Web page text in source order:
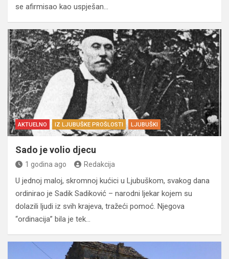
se afirmisao kao uspješan…
AKTUELNO IZ LJUBUŠKE PROŠLOSTI LJUBUŠKI
Sado je volio djecu
1 godina ago Redakcija
U jednoj maloj, skromnoj kućici u Ljubuškom, svakog dana
ordinirao je Sadik Sadiković – narodni ljekar kojem su
dolazili ljudi iz svih krajeva, tražeći pomoć. Njegova
“ordinacija” bila je tek…